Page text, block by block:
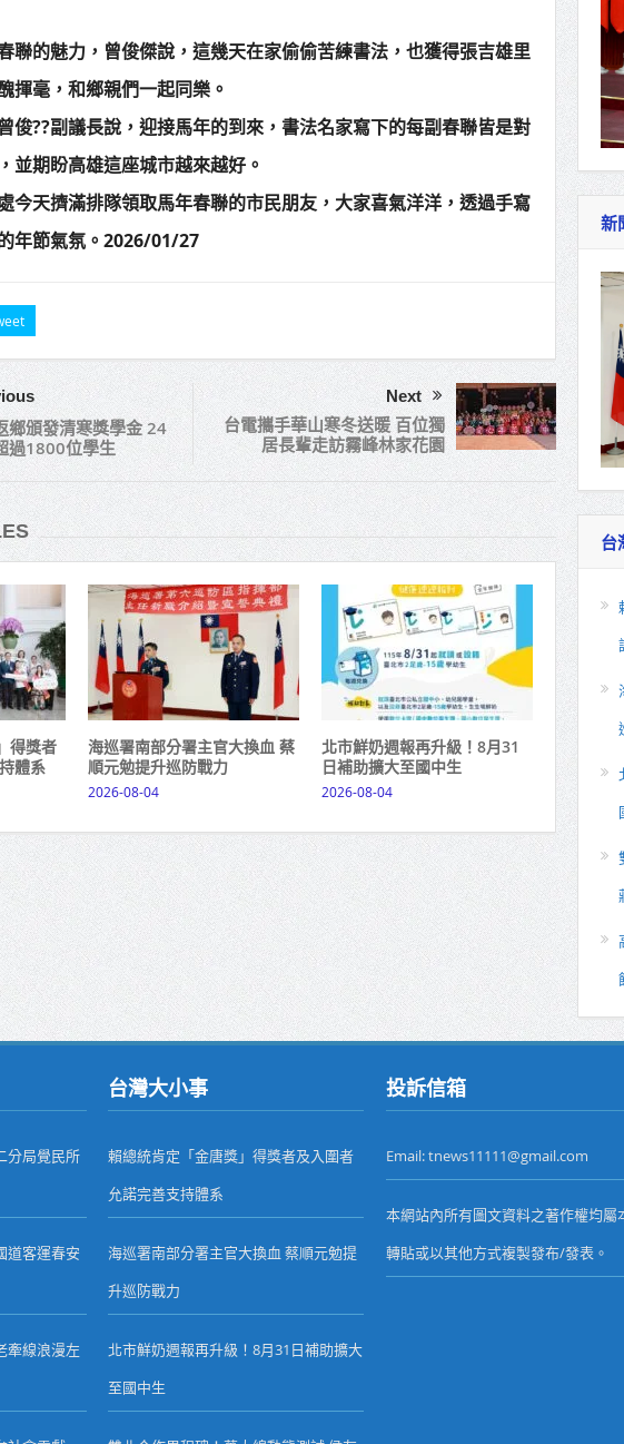
聯的魅力，曾俊傑說，這幾天在家偷偷苦練書法，也獲得張吉雄里
揮毫，和鄉親們一起同樂。
俊??副議長說，迎接馬年的到來，書法名家寫下的每副春聯皆是對
並期盼高雄這座城市越來越好。
今天擠滿排隊領取馬年春聯的市民朋友，大家喜氣洋洋，透過手寫
年節氣氛。2026/01/27
鄉頒發清寒獎學金 24
過1800位學生
Next
台電攜手華山寒冬送暖 百位獨
居長輩走訪霧峰林家花園
得獎者
體系
海巡署南部分署主官大換血 蔡
順元勉提升巡防戰力
2026-08-04
北市鮮奶週報再升級！8月31
日補助擴大至國中生
2026-08-04
新
台
分局覺民所
道客運春安
牽線浪漫左
台灣大小事
賴總統肯定「金唐獎」得獎者及入圍者
允諾完善支持體系
海巡署南部分署主官大換血 蔡順元勉提
升巡防戰力
北市鮮奶週報再升級！8月31日補助擴大
至國中生
投訴信箱
Email: tnews11111@gmail.com
本網站內所有圖文資料之著作權均
轉貼或以其他方式複製發布/發表。